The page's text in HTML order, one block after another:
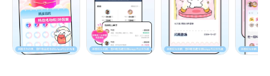
间～
【情侣一起玩】
云宝：与TA一起培养专属“云宝宝”，见证爱情的成长